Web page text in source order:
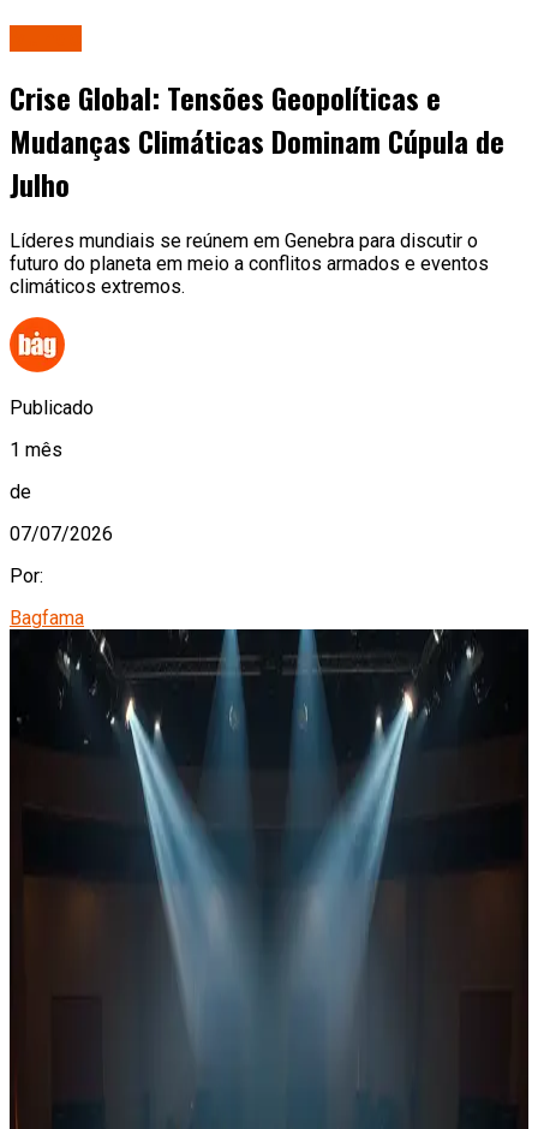
Crise Global: Tensões Geopolíticas e
Mudanças Climáticas Dominam Cúpula de
Julho
Líderes mundiais se reúnem em Genebra para discutir o
futuro do planeta em meio a conflitos armados e eventos
climáticos extremos.
Publicado
1 mês
de
07/07/2026
Por:
Bagfama